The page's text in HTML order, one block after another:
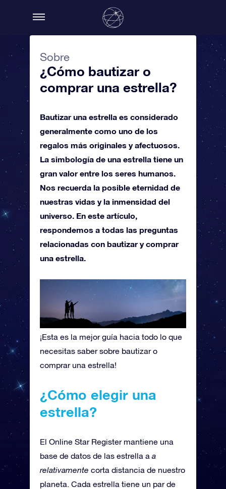
Sobre
¿Cómo bautizar o
comprar una estrella?
Bautizar una estrella es considerado
generalmente como uno de los
regalos más originales y afectuosos.
La simbología de una estrella tiene un
gran valor entre los seres humanos.
Nos recuerda la posible eternidad de
nuestras vidas y la inmensidad del
universo. En este artículo,
respondemos a todas las preguntas
relacionadas con bautizar y comprar
una estrella.
¡Esta es la mejor guía hacia todo lo que
necesitas saber sobre bautizar o
comprar una estrella!
¿Cómo elegir una
estrella?
El Online Star Register mantiene una
base de datos de las estrella a a
relativamente corta distancia de nuestro
planeta. Cada estrella tiene un par de